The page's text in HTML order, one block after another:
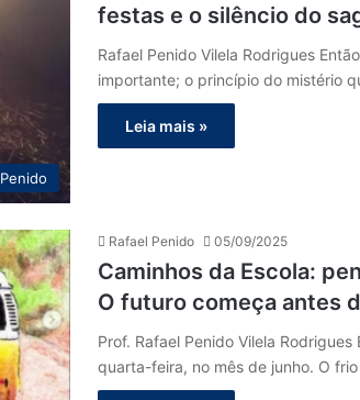
festas e o silêncio do
Rafael Penido Vilela Rodrigues
importante; o princípio do mistério
Leia mais »
Rafael Penido 05/09/2025
Caminhos da Escola:
O futuro começa antes
Prof. Rafael Penido Vilela
quarta-feira, no mês de junho. O